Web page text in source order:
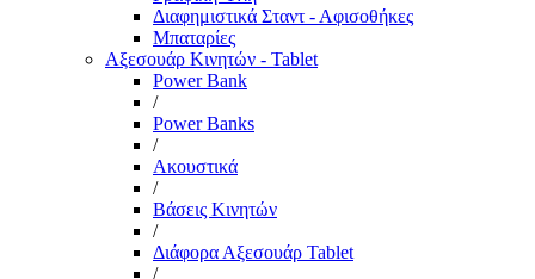
Διαφημιστικά Σταντ - Αφισοθήκες
Μπαταρίες
Αξεσουάρ Κινητών - Tablet
Power Bank
/
Power Banks
/
Ακουστικά
/
Βάσεις Κινητών
/
Διάφορα Αξεσουάρ Tablet
/